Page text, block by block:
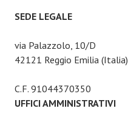
SEDE LEGALE
via Palazzolo, 10/D
42121 Reggio Emilia (Italia)
C.F. 91044370350
UFFICI AMMINISTRATIVI